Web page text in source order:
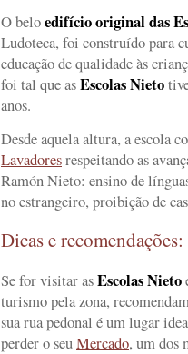
O beloedifício original das
Ludoteca, foi construído para
educação de qualidade às
foi tal que asEscolas Nieto
anos.
Desde aquela altura, a escola
Lavadoresrespeitando as
Ramón Nieto: ensino de
no estrangeiro, proibição de
Dicas e
Se for visitar asEscolas Nieto
turismo pela zona,
sua rua pedonal é um lugar
perder o seuMercado, um dos